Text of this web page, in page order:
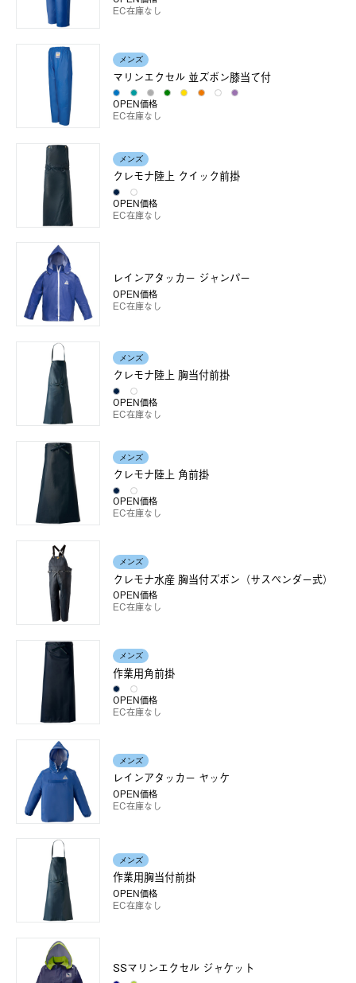
EC在庫なし
メンズ
マリンエクセル 並ズボン膝当て付
OPEN価格
EC在庫なし
メンズ
クレモナ陸上 クイック前掛
OPEN価格
EC在庫なし
レインアタッカー ジャンパー
OPEN価格
EC在庫なし
メンズ
クレモナ陸上 胸当付前掛
OPEN価格
EC在庫なし
メンズ
クレモナ陸上 角前掛
OPEN価格
EC在庫なし
メンズ
クレモナ水産 胸当付ズボン（サスペンダー式）
OPEN価格
EC在庫なし
メンズ
作業用角前掛
OPEN価格
EC在庫なし
メンズ
レインアタッカー ヤッケ
OPEN価格
EC在庫なし
メンズ
作業用胸当付前掛
OPEN価格
EC在庫なし
SSマリンエクセル ジャケット